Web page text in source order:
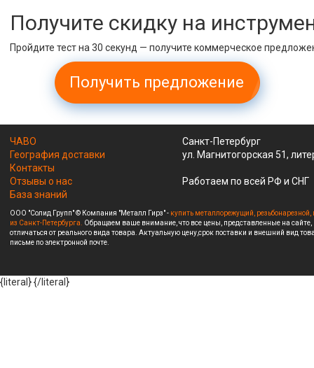
Получите скидку на
Пройдите тест на 30 секунд — получите коммерческое
Получить предложение
ЧАВО
География доставки
Контакты
Отзывы о нас
База знаний
Санкт-Петербург
ул. Магнитогорская 51,
Работаем по всей РФ и СНГ
ООО "Солид Групп" © Компания "Металл Гирз" - купить металлорежущий,
из Санкт-Петербурга. Обращаем ваше внимание, что все цены, представленные на
отличаться от реального вида товара. Актуальную цену,срок поставки и внешний вид
письме по электронной почте.
{literal}{/literal}